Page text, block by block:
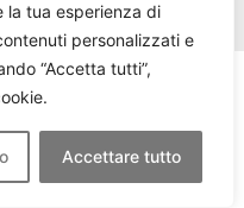
la tua esperienza di
personalizzati e
“Accetta tutti”,
Accettare tutto